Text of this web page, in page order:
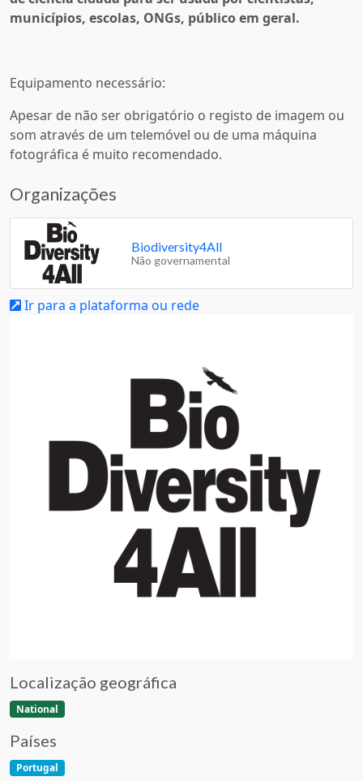
municípios, escolas, ONGs, público em geral.
Equipamento necessário:
Apesar de não ser obrigatório o registo de imagem ou
som através de um telemóvel ou de uma máquina
fotográfica é muito recomendado.
Organizações
Biodiversity4All
Não governamental
Ir para a plataforma ou rede
Localização geográfica
National
Países
Portugal